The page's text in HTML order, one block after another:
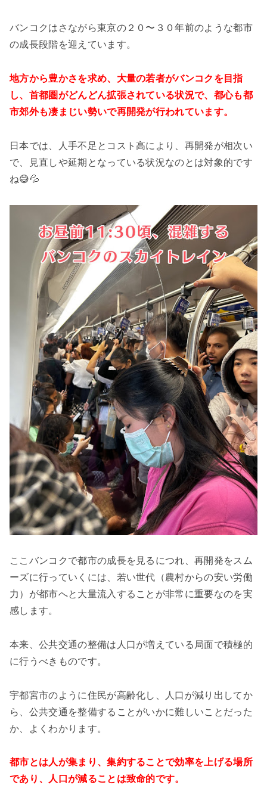
バンコクはさながら東京の２０〜３０年前のような都市
の成長段階を迎えています。
地方から豊かさを求め、大量の若者がバンコクを目指
し、首都圏がどんどん拡張されている状況で、都心も都
市郊外も凄まじい勢いで再開発が行われています。
日本では、人手不足とコスト高により、再開発が相次い
で、見直しや延期となっている状況なのとは対象的です
ね😅💦
ここバンコクで都市の成長を見るにつれ、再開発をスム
ーズに行っていくには、若い世代（農村からの安い労働
力）が都市へと大量流入することが非常に重要なのを実
感します。
本来、公共交通の整備は人口が増えている局面で積極的
に行うべきものです。
宇都宮市のように住民が高齢化し、人口が減り出してか
ら、公共交通を整備することがいかに難しいことだった
か、よくわかります。
都市とは人が集まり、集約することで効率を上げる場所
であり、人口が減ることは致命的です。